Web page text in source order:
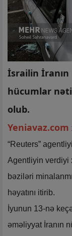
İsrailin
hücumlar
olub.
Yeniavaz.com
“Reuters”
Agentliyin verdiyi
bəziləri
həyatını itirib.
İyunun 13-nə
əməliyyat İranın